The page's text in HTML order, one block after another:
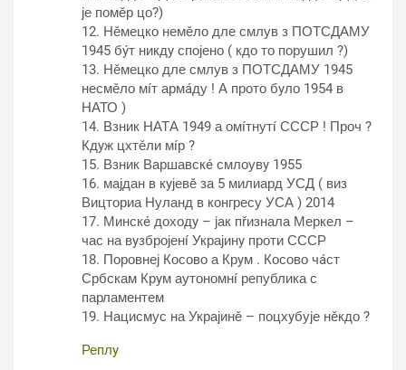
је помěр цо?)
12. Нěмецко немěло дле смлув з ПОТСДАМУ
1945 бýт никдy спојено ( кдо то порушил ?)
13. Нěмецко дле смлув з ПОТСДАМУ 1945
несмěло мíт армáду ! А прото бyло 1954 в
НАТО )
14. Взник НАТА 1949 а омíтнутí СССР ! Проч ?
Кдyж цхтěли мíр ?
15. Взник Варшавскé смлоувy 1955
16. мајдан в кyјевě за 5 милиард УСД ( виз
Вицториа Нуланд в конгресу УСА ) 2014
17. Минскé доходy – јак пřизнала Меркел –
час на вyзбројенí Украјинy проти СССР
18. Поровнеј Косово а Крyм . Косово чáст
Србскам Крyм аутономнí република с
парламентем
19. Нацисмус на Украјинě – поцхyбује нěкдо ?
Реплy